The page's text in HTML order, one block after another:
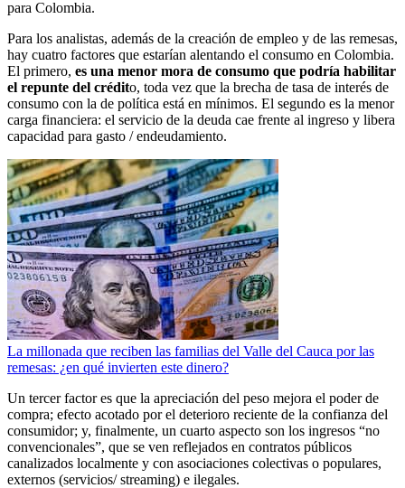
para Colombia.
Para los analistas, además de la creación de empleo y de las remesas,
hay cuatro factores que estarían alentando el consumo en Colombia.
El primero, es una menor mora de consumo que podría habilitar
el repunte del crédito, toda vez que la brecha de tasa de interés de
consumo con la de política está en mínimos. El segundo es la menor
carga financiera: el servicio de la deuda cae frente al ingreso y libera
capacidad para gasto / endeudamiento.
La millonada que reciben las familias del Valle del Cauca por las
remesas: ¿en qué invierten este dinero?
Un tercer factor es que la apreciación del peso mejora el poder de
compra; efecto acotado por el deterioro reciente de la confianza del
consumidor; y, finalmente, un cuarto aspecto son los ingresos “no
convencionales”, que se ven reflejados en contratos públicos
canalizados localmente y con asociaciones colectivas o populares,
externos (servicios/ streaming) e ilegales.